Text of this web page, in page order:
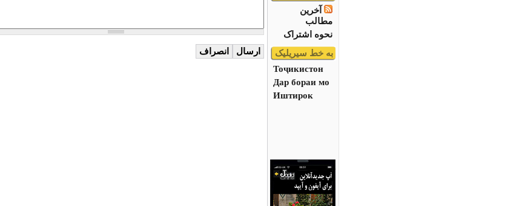
آخرین
مطالب
نحوه اشتراک
به خط سیریلیک
Тоҷикистон
Дар бораи мо
Иштирок